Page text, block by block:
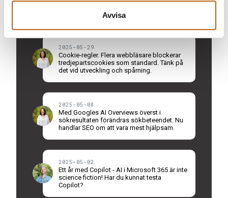
Avvisa
hjälper dig göra rätt.
2025-05-29
Cookie-regler. Flera webbläsare blockerar
tredjepartscookies som standard. Tänk på
det vid utveckling och spårning.
2025-05-08
Med Googles AI Overviews överst i
sökresultaten förändras sökbeteendet. Nu
handlar SEO om att vara mest hjälpsam.
2025-05-02
Ett år med Copilot - AI i Microsoft 365 är inte
science fiction! Har du kunnat testa
Copilot?